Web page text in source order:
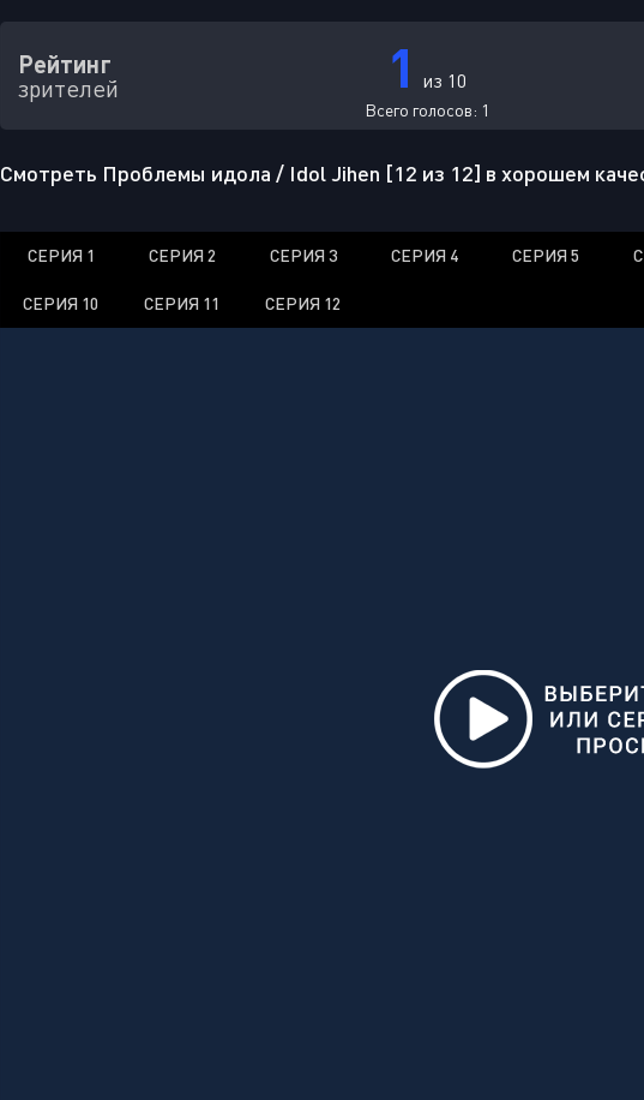
Рейтинг
зрителей 1 из 10
Всего голосов: 1
Смотреть Проблемы идола / Idol Jihen [12 из 12] в хорошем
СЕРИЯ 1 СЕРИЯ 2 СЕРИЯ 3 СЕРИЯ 4 СЕРИЯ 5
СЕРИЯ 10 СЕРИЯ 11 СЕРИЯ 12